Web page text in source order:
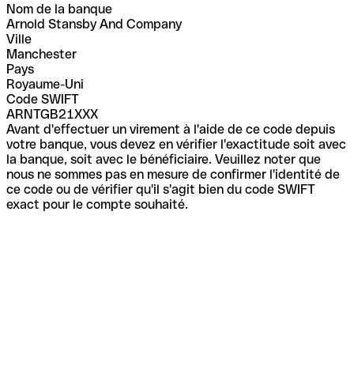
Nom de la banque
Arnold Stansby And Company
Ville
Manchester
Pays
Royaume-Uni
Code SWIFT
ARNTGB21XXX
Avant d'effectuer un virement à l'aide de ce code depuis
votre banque, vous devez en vérifier l'exactitude soit avec
la banque, soit avec le bénéficiaire. Veuillez noter que
nous ne sommes pas en mesure de confirmer l'identité de
ce code ou de vérifier qu'il s'agit bien du code SWIFT
exact pour le compte souhaité.